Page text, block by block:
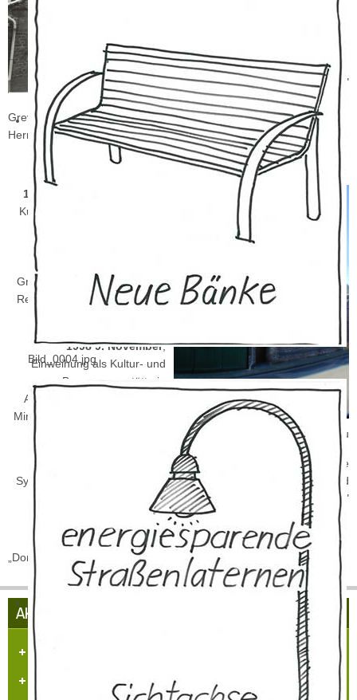
Bild_0004.jpg
1991Hinweis der katholischen
Kirchengemeinde „St. Sebastianus"
Hülchrath an die Stadt
Grevenbroich das Gebäude der „Ehemaligen Synagoge" zur
Herrichtung als jüdische Gedenkstätte zu nutzen
1994
Kulturausschusses sowie der
Gebäudes durch die Stadt
Grevenbroich, Sanierung und
Restaurierung in Abstimmung
mit den Denkmalbehörden
1998 9. November,
Einweihung als Kultur- und
Begegnungsstätte in
Anwesenheit des damaligen
Ministerpräsidenten Johannes
Rau
Heute wird die Kultur- und Begegnungsstätte „Ehemalige
Synagoge" genutzt für Konzerte, Ausstellungen, Diskussionen und
Vorträge."
„Dorfgemeinschaft Hülchrath" / April 2011
AKTUELLES AUS HÜLCHRATH
Herzlich Willkommen in Hülchrath
Führungen in der Schloss-Stadt-Hülchrath